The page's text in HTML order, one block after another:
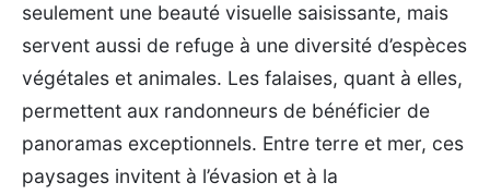
seulement une beauté visuelle saisissante, mais
servent aussi de refuge à une diversité d’espèces
végétales et animales. Les falaises, quant à elles,
permettent aux randonneurs de bénéficier de
panoramas exceptionnels. Entre terre et mer, ces
paysages invitent à l’évasion et à la